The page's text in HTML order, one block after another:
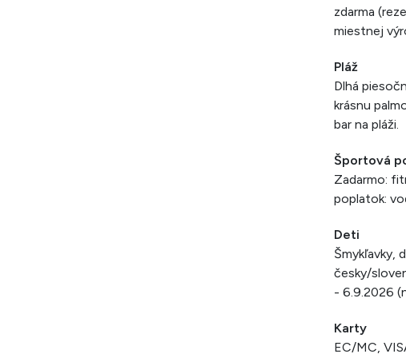
zdarma
miestnej
Pláž
Dlhá
krásnu
bar na pláži.
Športová
Zadarmo:
poplatok:
Deti
Šmykľavky,
česky/
- 6.9.2026
Karty
EC/MC,